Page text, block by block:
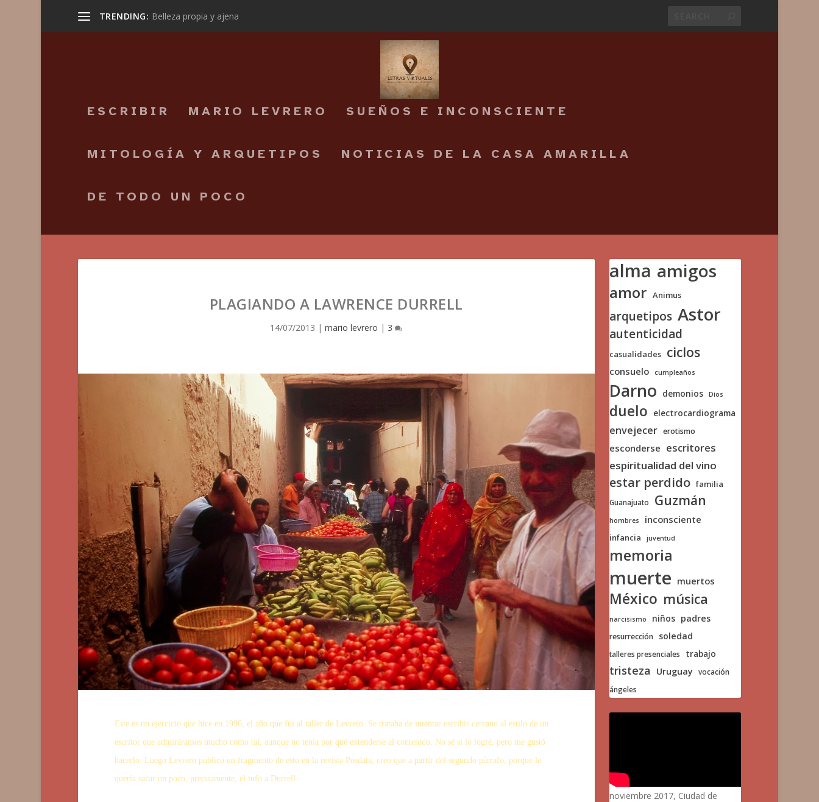
TRENDING: Belleza propia y ajena
ESCRIBIR MARIO LEVRERO SUEÑOS E INCONSCIENTE
MITOLOGÍA Y ARQUETIPOS NOTICIAS DE LA CASA AMARILLA
DE TODO UN POCO
PLAGIANDO A LAWRENCE DURRELL
14/07/2013 |mario levrero | 3
Este es un ejercicio que hice en 1996, el año que fui al taller de Levrero. Se trataba de intentar escribir cercano al estilo de un
escritor que admiráramos mucho como tal, aunque no tenía por qué extenderse al contenido. No sé si lo logré, pero me gustó
hacerlo. Luego Levrero publicó un fragmento de esto en la revista Posdata; creo que a partir del segundo párrafo, porque le
quería sacar un poco, precisamente, el tufo a Durrell.
alma amigos
amor Animus
arquetipos Astor
autenticidad
casualidades ciclos
consuelo cumpleaños
Darno demonios Dios
duelo electrocardiograma
envejecer erotismo
esconderse escritores
espiritualidad del vino
estar perdido familia
Guanajuato Guzmán
hombres inconsciente
infancia juventud
memoria
muerte muertos
México música
narcisismo niños padres
resurrección soledad
talleres presenciales trabajo
tristeza Uruguay
vocación
ángeles
noviembre 2017, Ciudad de